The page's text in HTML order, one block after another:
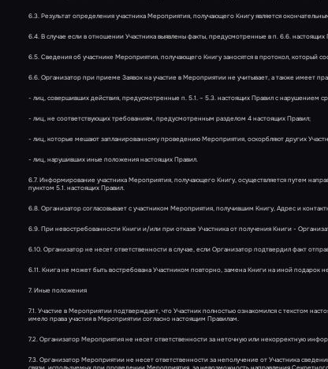
6.3. Результат определения участника Мероприятия, получающего Книгу является
6.4. В случае если в отношении Участника выявлены факты, предусмотренные в п. 6.6.
6.5. Сведения об участнике Мероприятия, получающего Книгу заносятся в протокол, который
6.6. Организатор при приеме Заявок на участие в Мероприятии не учитывает, а также имеет
- лиц, совершивших действия, предусмотренные п. 5.1. – 5.3. настоящих Правил с нарушением
- лиц, не соответствующих требованиям, предусмотренным разделом 4 настоящих Правил;
- лиц, которые мешают запланированному проведению Мероприятия, оскорбляют других
- лиц, нарушивших иные положения настоящих Правил.
6.7. Информирование участника Мероприятия, получающего Книгу, осуществляется путем
пунктом 5.1. настоящих Правил.
6.8. Организатор согласовывает с участником Мероприятия, получившим Книгу, Адрес и
6.9. При невостребованности Книги и/или при отказе Участника от получения Книги -
6.10. Организатор не несет ответственности в случае, если Организатор подтвердил факт
6.11. Книга не может быть востребована Участником повторно, замена Книги на иной подарок
7. Иные положения
7.1. Участие в Мероприятии подтверждает, что Участник полностью ознакомился с текстом
имело права участия в Мероприятии согласно настоящим Правилам.
7.2. Организатор Мероприятия не несет ответственности за неточную или некорректную
7.3. Организатор Мероприятии не несет ответственности за неполучение от Участника
связи, используемых при проведении Мероприятия, за невозможность направления